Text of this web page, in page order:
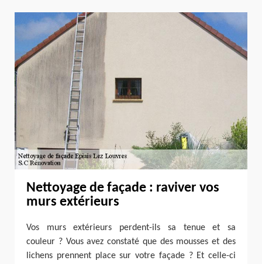
Nettoyage de façade : raviver vos
murs extérieurs
Vos murs extérieurs perdent-ils sa tenue et sa
couleur ? Vous avez constaté que des mousses et des
lichens prennent place sur votre façade ? Et celle-ci